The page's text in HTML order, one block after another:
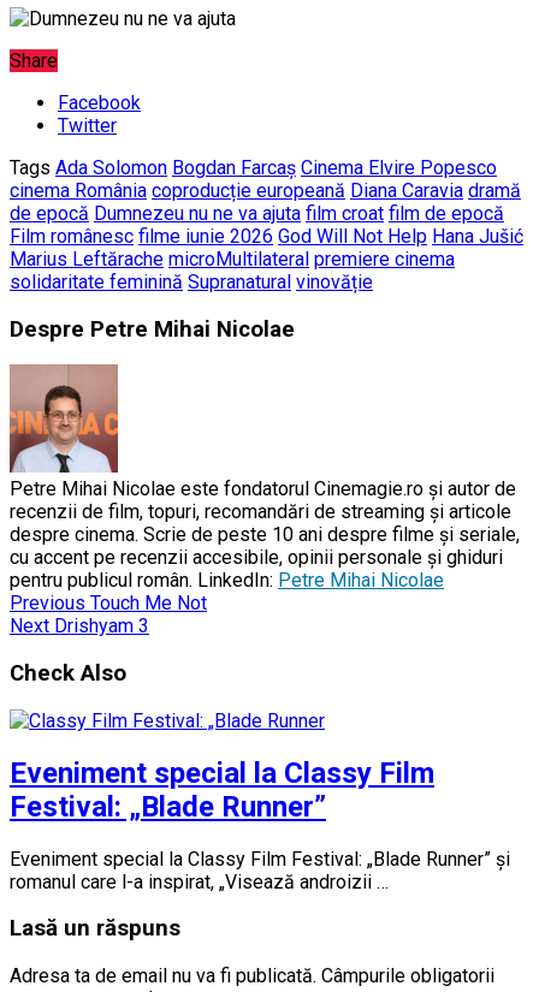
Share
Facebook
Twitter
Tags Ada Solomon Bogdan Farcaș Cinema Elvire Popesco
cinema România coproducție europeană Diana Caravia dramă
de epocă Dumnezeu nu ne va ajuta film croat film de epocă
Film românesc filme iunie 2026 God Will Not Help Hana Jušić
Marius Leftărache microMultilateral premiere cinema
solidaritate feminină Supranatural vinovăție
Despre Petre Mihai Nicolae
Petre Mihai Nicolae este fondatorul Cinemagie.ro și autor de
recenzii de film, topuri, recomandări de streaming și articole
despre cinema. Scrie de peste 10 ani despre filme și seriale,
cu accent pe recenzii accesibile, opinii personale și ghiduri
pentru publicul român. LinkedIn: Petre Mihai Nicolae
Previous Touch Me Not
Next Drishyam 3
Check Also
Eveniment special la Classy Film
Festival: „Blade Runner”
Eveniment special la Classy Film Festival: „Blade Runner” și
romanul care l-a inspirat, „Visează androizii …
Lasă un răspuns
Adresa ta de email nu va fi publicată. Câmpurile obligatorii